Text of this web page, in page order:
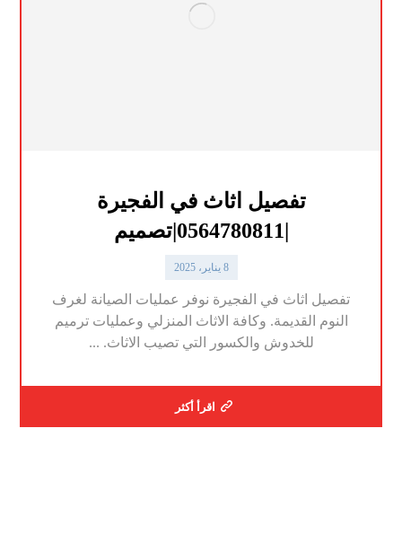
تفصيل اثاث في الفجيرة
8 يناير، 2025
تفصيل اثاث في الفجيرة نوفر عمليات الصيانة لغرف
النوم القديمة. وكافة الاثاث المنزلي وعمليات ترميم
للخدوش والكسور التي تصيب الاثاث. ...
اقرأ أكثر